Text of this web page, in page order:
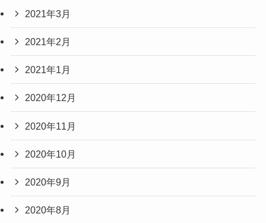
2021年3月
2021年2月
2021年1月
2020年12月
2020年11月
2020年10月
2020年9月
2020年8月